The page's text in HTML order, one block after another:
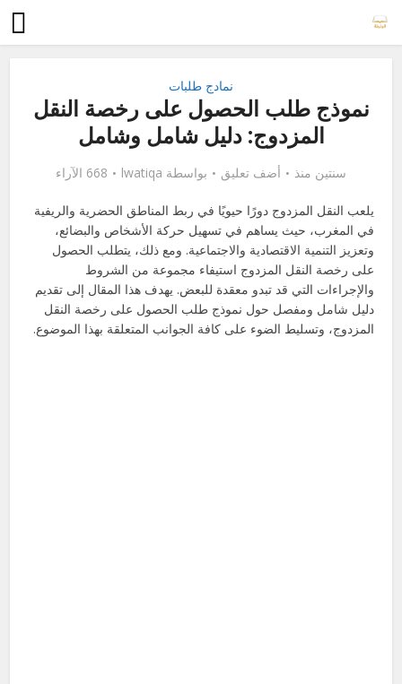
نمادج طلبات
نموذج طلب الحصول على رخصة النقل
المزدوج: دليل شامل وشامل
سنتين منذ أضف تعليق بواسطة lwatiqa 668 الآراء
يلعب النقل المزدوج دورًا حيويًا في ربط المناطق الحضرية والريفية
في المغرب، حيث يساهم في تسهيل حركة الأشخاص والبضائع،
وتعزيز التنمية الاقتصادية والاجتماعية. ومع ذلك، يتطلب الحصول
على رخصة النقل المزدوج استيفاء مجموعة من الشروط
والإجراءات التي قد تبدو معقدة للبعض. يهدف هذا المقال إلى تقديم
دليل شامل ومفصل حول نموذج طلب الحصول على رخصة النقل
المزدوج، وتسليط الضوء على كافة الجوانب المتعلقة بهذا الموضوع.